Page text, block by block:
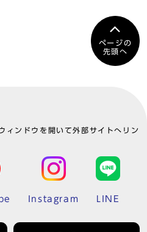
ページの
先頭へ
ィンドウを開いて外部サイトへリン
Instagram LINE